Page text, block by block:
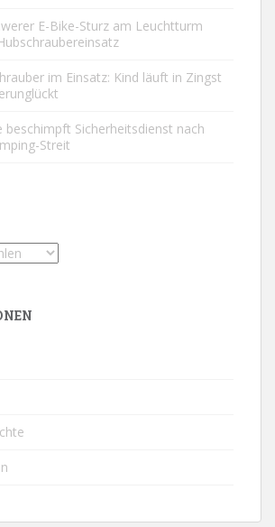
E-Bike-Sturz am Leuchtturm
im Einsatz: Kind läuft in Zingst
beschimpft Sicherheitsdienst nach
Streit